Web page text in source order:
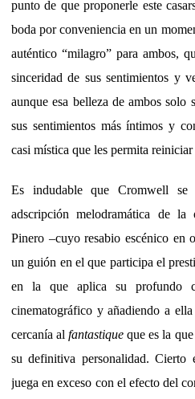
punto de que proponerle este
boda por conveniencia en un
auténtico “milagro” para ambos,
sinceridad de sus sentimientos y
aunque esa belleza de ambos solo
sus sentimientos más íntimos y
casi mística que les permita reiniciar
Es indudable que Cromwell
adscripción melodramática de
Pinero –cuyo resabio escénico en
un guión en el que participa el
en la que aplica su profundo
cinematográfico y añadiendo a
cercanía alfantastique que es la
su definitiva personalidad.
juega en exceso con el efecto del